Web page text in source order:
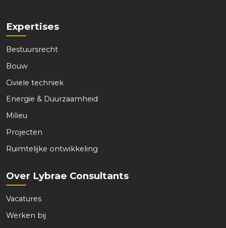
Expertises
Bestuursrecht
Bouw
Civiele techniek
Energie & Duurzaamheid
Milieu
Projecten
Ruimtelijke ontwikkeling
Over Lybrae Consultants
Vacatures
Werken bij